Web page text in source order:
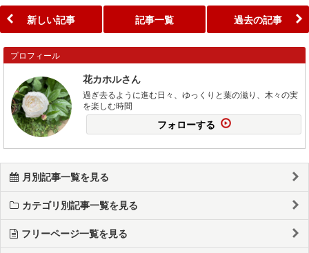
新しい記事 記事一覧 過去の記事
プロフィール
花カホルさん
過ぎ去るように進む日々、ゆっくりと葉の滋り、木々の実
を楽しむ時間
フォローする
月別記事一覧を見る
カテゴリ別記事一覧を見る
フリーページ一覧を見る